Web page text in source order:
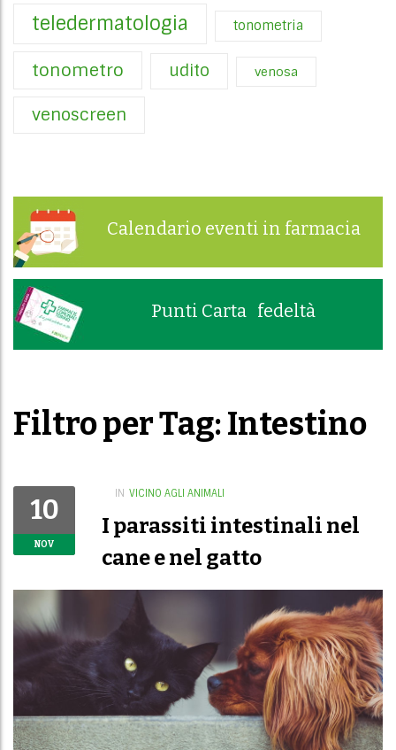
teledermatologia tonometria
tonometro udito venosa
venoscreen
Calendario eventi in farmacia
Punti Carta fedeltà
Filtro per Tag: Intestino
10
NOV
IN VICINO AGLI ANIMALI
I parassiti intestinali nel
cane e nel gatto